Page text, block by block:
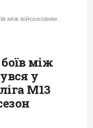
між
у
M13